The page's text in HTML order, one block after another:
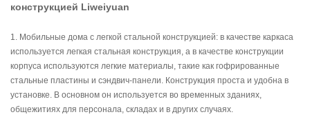
конструкцией Liweiyuan
1. Мобильные дома с легкой стальной конструкцией: в качестве каркаса
используется легкая стальная конструкция, а в качестве конструкции
корпуса используются легкие материалы, такие как гофрированные
стальные пластины и сэндвич-панели. Конструкция проста и удобна в
установке. В основном он используется во временных зданиях,
общежитиях для персонала, складах и в других случаях.